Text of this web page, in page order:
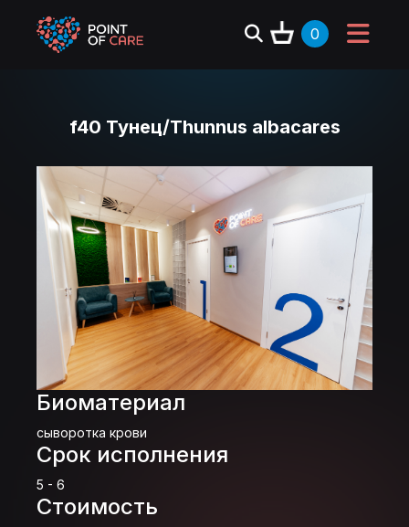
0
f40 Тунец/Thunnus albacares
Биоматериал
сыворотка крови
Срок исполнения
5 - 6
Стоимость